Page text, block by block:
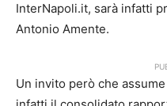
InterNapoli.it, sarà infatti
Antonio Amente.
Un invito però che